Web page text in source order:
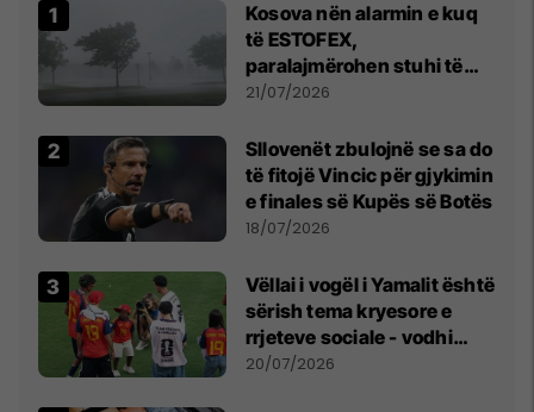
Kosova nën alarmin e kuq
të ESTOFEX,
paralajmërohen stuhi të
fuqishme me breshër dhe
21/07/2026
Sllovenët zbulojnë se sa do
të fitojë Vincic për gjykimin
e finales së Kupës së Botës
18/07/2026
Vëllai i vogël i Yamalit është
sërish tema kryesore e
rrjeteve sociale - vodhi
vëmendjen pas finales së
20/07/2026